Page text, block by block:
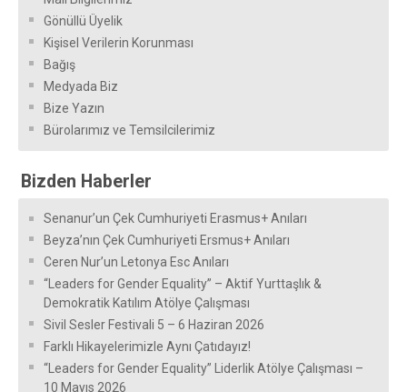
Gönüllü Üyelik
Kişisel Verilerin Korunması
Bağış
Medyada Biz
Bize Yazın
Bürolarımız ve Temsilcilerimiz
Bizden Haberler
Senanur’un Çek Cumhuriyeti Erasmus+ Anıları
Beyza’nın Çek Cumhuriyeti Ersmus+ Anıları
Ceren Nur’un Letonya Esc Anıları
“Leaders for Gender Equality” – Aktif Yurttaşlık &
Demokratik Katılım Atölye Çalışması
Sivil Sesler Festivali 5 – 6 Haziran 2026
Farklı Hikayelerimizle Aynı Çatıdayız!
“Leaders for Gender Equality” Liderlik Atölye Çalışması –
10 Mayıs 2026